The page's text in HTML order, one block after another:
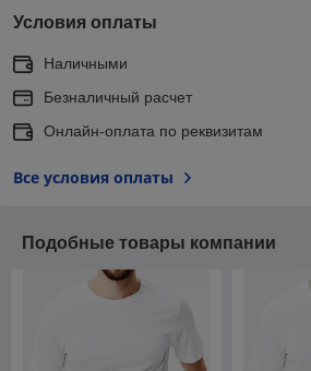
Условия оплаты
Наличными
Безналичный расчет
Онлайн-оплата по реквизитам
Все условия оплаты
Подобные товары компании